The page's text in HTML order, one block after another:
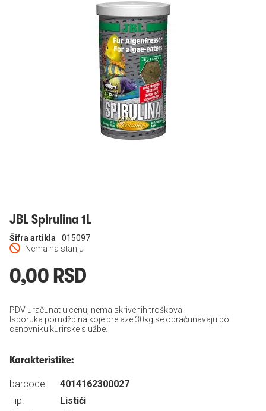
JBL Spirulina 1L
Nema na stanju
Šifra artikla 015097
0,00 RSD
PDV uračunat u cenu, nema skrivenih troškova.
Isporuka porudžbina koje prelaze 30kg se obračunavaju po
cenovniku kurirske službe.
Karakteristike:
barcode:
4014162300027
Tip:
Listići